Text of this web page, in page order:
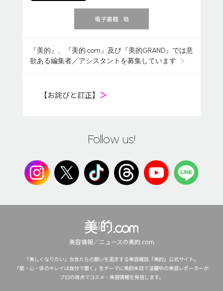
電子書籍
『美的』、『美的.com』及び『美的GRAND』では意
欲ある編集者／アシスタントを募集しています
【お詫びと訂正】 ＞
Follow us!
美容情報／ニュースの美的.com
「美しくなりたい」女性たちの願いを追求する美容雑誌『美的』公式サイト。
「肌・心・体のキレイは自分で磨く」をテーマに美的本誌で活躍中の美容レポーターが
プロの視点でコスメ・美容情報を発信します。